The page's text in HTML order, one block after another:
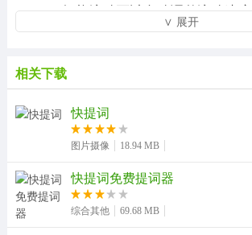
2、智能滚动可以自动调整滚动速
时，还能很好的发挥镜头感，为后期剪
3、快提词方便快捷又好用，轻松解
频录制记不住词的问题，可以自行调控
使用几个月感受非常好，非常推荐！
4、悬浮窗提词和提词面板都好好用
能这么全还免费的提词器！
5、这个提词软件是我用过几十个里
部分核心功能还是免费的太棒了!
软件特色
∨ 展开
相关下载
快提词
图片摄像 18.94 MB
快提词免费提词器
综合其他 69.68 MB